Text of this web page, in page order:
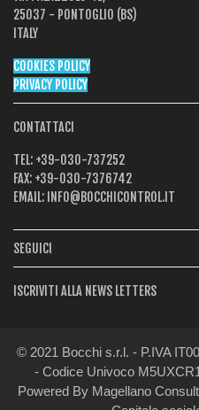
25037 - PONTOGLIO (BS)
ITALY
COOKIES POLICY
PRIVACY POLICY
CONTATTACI
TEL: +39-030-737252
FAX: +39-030-7376742
EMAIL: INFO@BOCCHICONTROL.IT
SEGUICI
ISCRIVITI ALLA NEWS LETTERS
© 2021 Bocchi s.r.l. - P.IVA
- Codice Univoco
Powered By Magellano